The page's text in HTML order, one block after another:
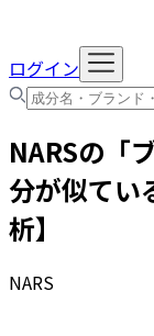
ログイン
NARSの「
分が似てい
析】
NARS